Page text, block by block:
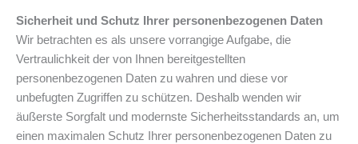
Sicherheit und Schutz Ihrer personenbezogenen Daten
Wir betrachten es als unsere vorrangige Aufgabe, die
Vertraulichkeit der von Ihnen bereitgestellten
personenbezogenen Daten zu wahren und diese vor
unbefugten Zugriffen zu schützen. Deshalb wenden wir
äußerste Sorgfalt und modernste Sicherheitsstandards an, um
einen maximalen Schutz Ihrer personenbezogenen Daten zu